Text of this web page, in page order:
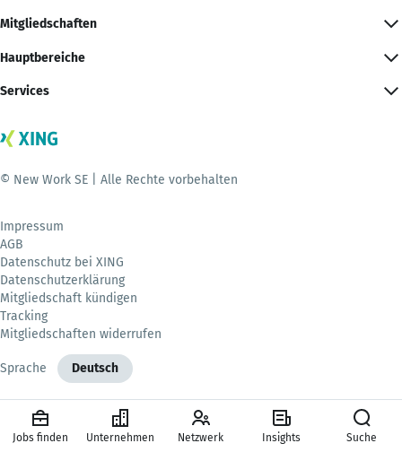
Mitgliedschaften
Hauptbereiche
Services
© New Work SE | Alle Rechte vorbehalten
Impressum
AGB
Datenschutz bei XING
Datenschutzerklärung
Mitgliedschaft kündigen
Tracking
Mitgliedschaften widerrufen
Sprache Deutsch
Jobs finden Unternehmen Netzwerk Insights Suche